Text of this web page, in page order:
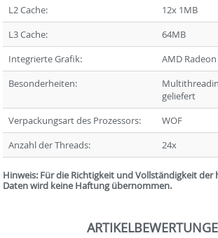
L2 Cache:
12x 1MB
L3 Cache:
64MB
Integrierte Grafik:
AMD
Besonderheiten:
geliefert
Verpackungsart des Prozessors:
WOF
Anzahl der Threads:
24x
Hinweis: Für die Richtigkeit und Vollständigkeit
Daten wird keine Haftung übernommen.